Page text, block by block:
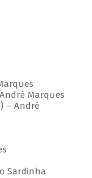
Marques
– André
Sardinha